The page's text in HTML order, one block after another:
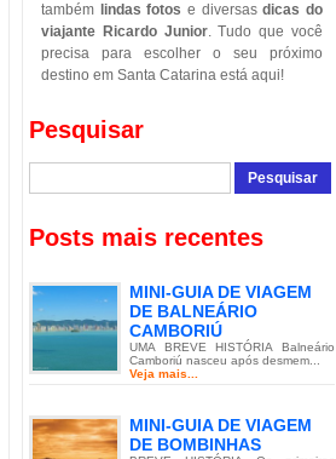
também
lindas fotos e diversasdicas do
viajante Ricardo Junior. Tudo que você
precisa para escolher o seu próximo
destino em Santa Catarina está aqui!
Pesquisar
Posts mais recentes
MINI-GUIA DE VIAGEM
DE BALNEÁRIO
CAMBORIÚ
UMA BREVE HISTÓRIA Balneário
Camboriú nasceu após desmem...
Veja mais...
MINI-GUIA DE VIAGEM
DE BOMBINHAS